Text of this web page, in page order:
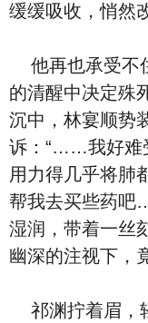
缓缓吸收，悄然
他再也承受不
的清醒中决定殊
沉中，林宴顺势
诉：“……我好难
用力得几乎将肺
帮我去买些药吧
湿润，带着一丝
幽深的注视下，
祁渊拧着眉，